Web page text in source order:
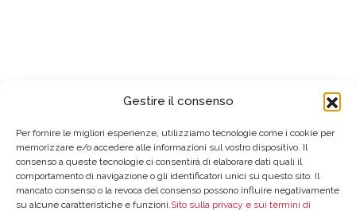
Gestire il consenso
Per fornire le migliori esperienze, utilizziamo tecnologie come i cookie per
memorizzare e/o accedere alle informazioni sul vostro dispositivo. Il
consenso a queste tecnologie ci consentirà di elaborare dati quali il
comportamento di navigazione o gli identificatori unici su questo sito. Il
mancato consenso o la revoca del consenso possono influire negativamente
su alcune caratteristiche e funzioni.Sito sulla privacy e sui termini di